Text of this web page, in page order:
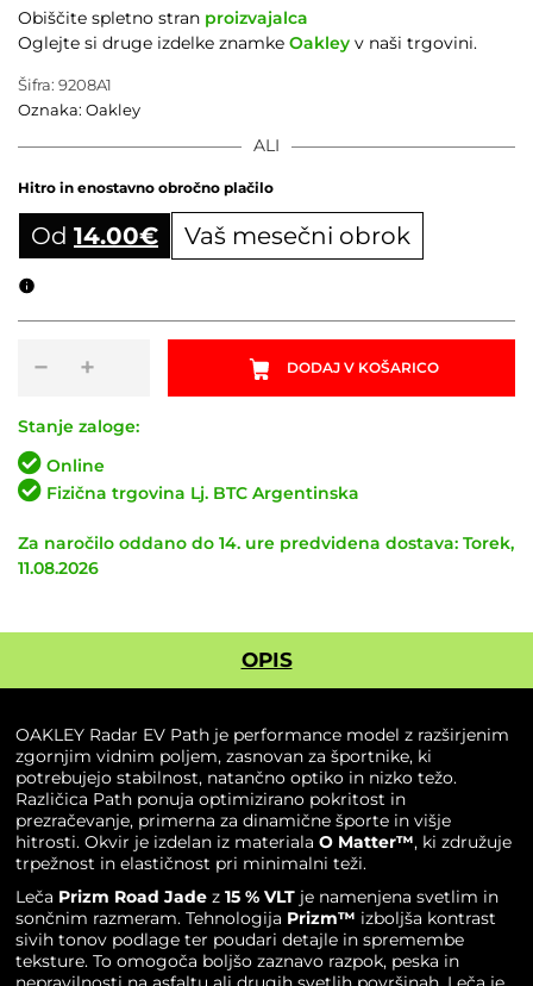
ALI
Hitro in enostavno obročno plačilo
Od 14.00€ Vaš mesečni obrok
−
očala
Radar
EV
Path
Steel
Prizm
Road
+ DODAJ V KOŠARICO
Obiščite spletno stran proizvajalca
Oglejte si druge izdelke znamke Oakley v naši trgovini.
Šifra: 9208A1
Oznaka: Oakley
Stanje zaloge:
Online
Fizična trgovina Lj. BTC Argentinska
Za naročilo oddano do 14. ure predvidena dostava: Torek,
11.08.2026
OPIS
OAKLEY Radar EV Path je performance model z razširjenim
zgornjim vidnim poljem, zasnovan za športnike, ki
potrebujejo stabilnost, natančno optiko in nizko težo.
Različica Path ponuja optimizirano pokritost in
prezračevanje, primerna za dinamične športe in višje
hitrosti. Okvir je izdelan iz materiala O Matter™, ki združuje
trpežnost in elastičnost pri minimalni teži.
Leča Prizm Road Jadez 15 % VLTje namenjena svetlim in
sončnim razmeram. Tehnologija Prizm™ izboljša kontrast
sivih tonov podlage ter poudari detajle in spremembe
teksture. To omogoča boljšo zaznavo razpok, peska in